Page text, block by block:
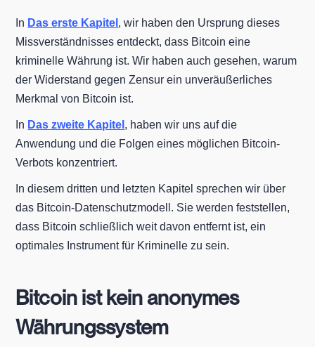
In Das erste Kapitel , wir haben den Ursprung dieses
Missverständnisses entdeckt, dass Bitcoin eine
kriminelle Währung ist. Wir haben auch gesehen, warum
der Widerstand gegen Zensur ein unveräußerliches
Merkmal von Bitcoin ist.
In Das zweite Kapitel , haben wir uns auf die
Anwendung und die Folgen eines möglichen Bitcoin-
Verbots konzentriert.
In diesem dritten und letzten Kapitel sprechen wir über
das Bitcoin-Datenschutzmodell. Sie werden feststellen,
dass Bitcoin schließlich weit davon entfernt ist, ein
optimales Instrument für Kriminelle zu sein.
Bitcoin ist kein anonymes
Währungssystem